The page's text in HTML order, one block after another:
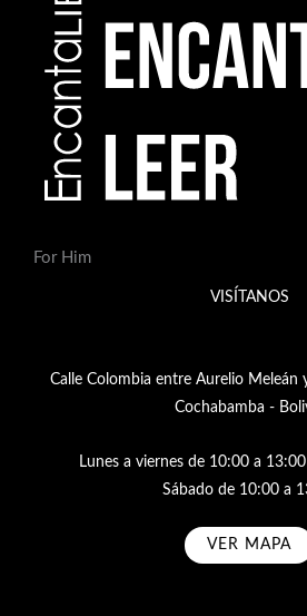
For Him
VISÍTANOS
Calle Colombia entre Aurelio Meleán
Cochabamba -
Lunes a viernes de 10:00 a
Sábado de 10:00 a
VER MAPA